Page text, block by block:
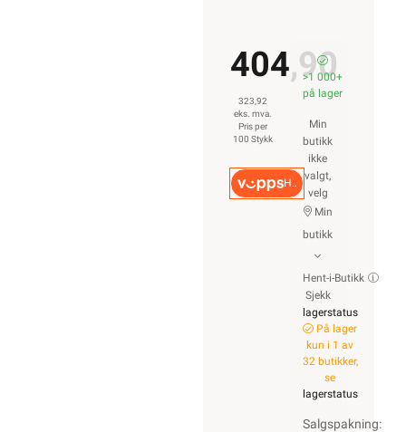
404,90
323,92
eks. mva.
Pris per
100 Stykk
Hurtigkasse
>1 000+
på lager
Min
butikk
ikke
valgt,
velg
Min
butikk
Hent-i-Butikk
Sjekk
lagerstatus
På lager
kun i 1 av
32 butikker,
se
lagerstatus
Salgspakning: